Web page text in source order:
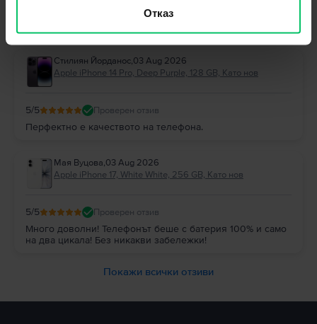
Отказ
Благодарим Ви за отзива! 😊 Радваме се, че сте останали
Стилиян Йорданос,03 Aug 2026
Apple iPhone 14 Pro, Deep Purple, 128 GB, Като нов
5/5 Проверен отзив
Перфектно е качеството на телефона.
Мая Вуцова,03 Aug 2026
Apple iPhone 17, White White, 256 GB, Като нов
5/5 Проверен отзив
Много доволни! Телефонът беше с батерия 100% и само
на два цикала! Без никакви забележки!
Покажи всички отзиви